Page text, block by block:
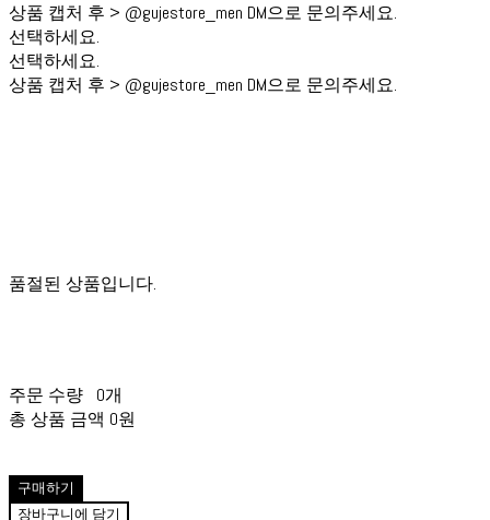
상품 캡처 후 > @gujestore_men DM으로 문의주세요.
선택하세요.
선택하세요.
상품 캡처 후 > @gujestore_men DM으로 문의주세요.
품절된 상품입니다.
주문 수량
0개
총 상품 금액 0원
구매하기
장바구니에 담기